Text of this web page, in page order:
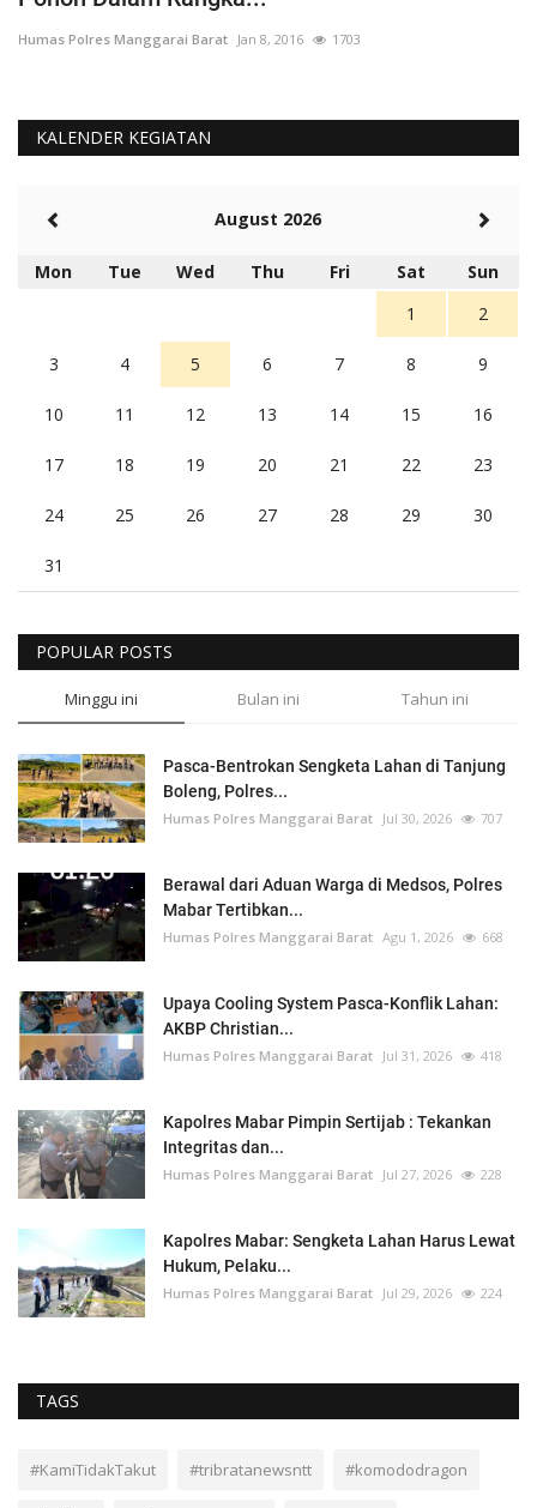
Humas Polres Manggarai Barat Jan 8, 2016 1703
KALENDER KEGIATAN
August 2026
Mon Tue Wed Thu Fri Sat
Sun
1
2
3 4 5 6 7 8 9
10 11 12 13 14 15 16
17 18 19 20 21 22 23
24 25 26 27 28 29 30
31
POPULAR POSTS
Minggu ini Bulan ini Tahun ini
Pasca-Bentrokan Sengketa Lahan di Tanjung
Boleng, Polres...
Humas Polres Manggarai Barat Jul 30, 2026 707
Berawal dari Aduan Warga di Medsos, Polres
Mabar Tertibkan...
Humas Polres Manggarai Barat Agu 1, 2026 668
Upaya Cooling System Pasca-Konflik Lahan:
AKBP Christian...
Humas Polres Manggarai Barat Jul 31, 2026 418
Kapolres Mabar Pimpin Sertijab : Tekankan
Integritas dan...
Humas Polres Manggarai Barat Jul 27, 2026 228
Kapolres Mabar: Sengketa Lahan Harus Lewat
Hukum, Pelaku...
Humas Polres Manggarai Barat Jul 29, 2026 224
TAGS
#KamiTidakTakut #tribratanewsntt #komododragon